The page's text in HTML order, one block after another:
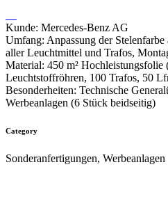
BER, Willy
Kunde: Mercedes-Benz AG
Umfang: Anpassung der
aller Leuchtmittel und Trafos,
Material: 450 m²
Leuchtstoffröhren, 100 Trafos, 50
Besonderheiten: Technische
Werbeanlagen (6 Stück beidseitig)
Category
Sonderanfertigungen, Werbeanlagen